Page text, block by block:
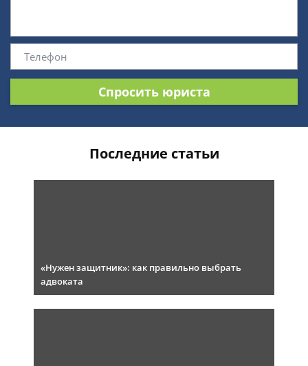
Спросить юриста
Последние статьи
«Нужен защитник»: как правильно выбрать
адвоката